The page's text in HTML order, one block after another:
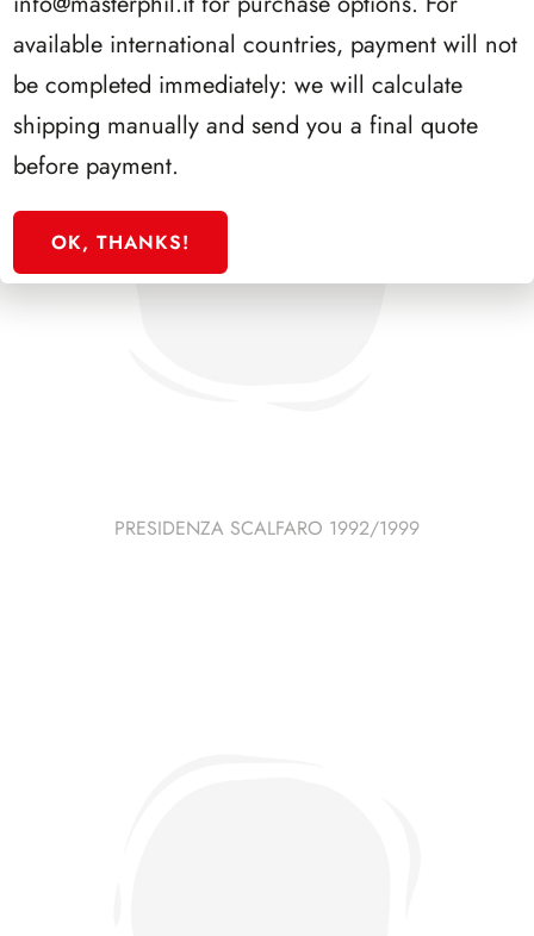
PRESIDENZA SCALFARO 1992/1999
available international countries, payment will not
be completed immediately: we will calculate
shipping manually and send you a final quote
before payment.
OK, THANKS!